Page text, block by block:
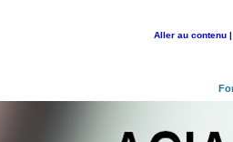
Aller au contenu |